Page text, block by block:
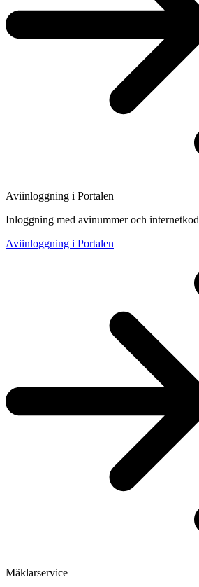
Aviinloggning i Portalen
Inloggning med avinummer och internetkod
Aviinloggning i Portalen
Mäklarservice